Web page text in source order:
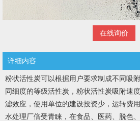
在线询价
详细内容
粉状活性炭可以根据用户要求制成不同吸
同细度的等级活性炭，粉状活性炭吸附速
滤效应，使用单位的建设投资少，运转费
水处理厂倍受青睐，在食品、医药、脱色